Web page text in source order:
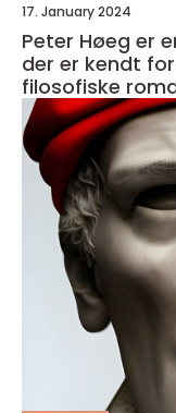
17. January 2024
Peter Høeg er
der er kendt
filosofiske